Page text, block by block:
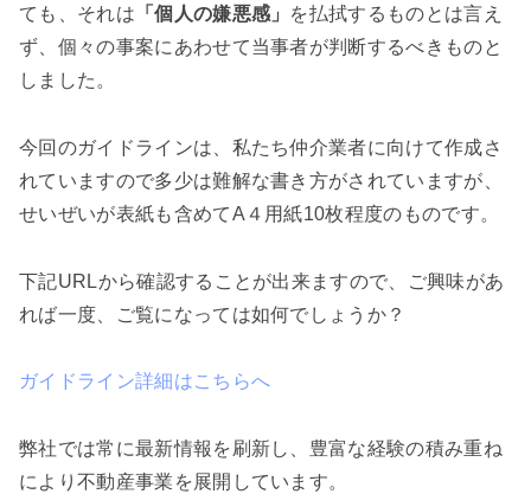
ても、それは 「個人の嫌悪感」 を払拭するものとは言え
ず、個々の事案にあわせて当事者が判断するべきものと
しました。
今回のガイドラインは、私たち仲介業者に向けて作成さ
れていますので多少は難解な書き方がされていますが、
せいぜいが表紙も含めてA４用紙10枚程度のものです。
下記URLから確認することが出来ますので、ご興味があ
れば一度、ご覧になっては如何でしょうか？
ガイドライン詳細はこちらへ
弊社では常に最新情報を刷新し、豊富な経験の積み重ね
により不動産事業を展開しています。